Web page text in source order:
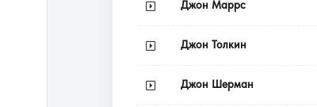
Джон Маррс
Джон Толкин
Джон Шерман